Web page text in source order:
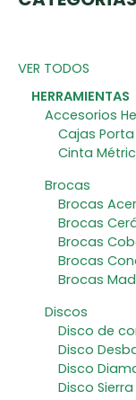
VER TODOS
HERRAMIENTAS
Accesorios
Cajas
Cinta
Brocas
Brocas
Brocas
Brocas
Brocas
Brocas
Discos
Disco de
Disco
Disco
Disco Sierra